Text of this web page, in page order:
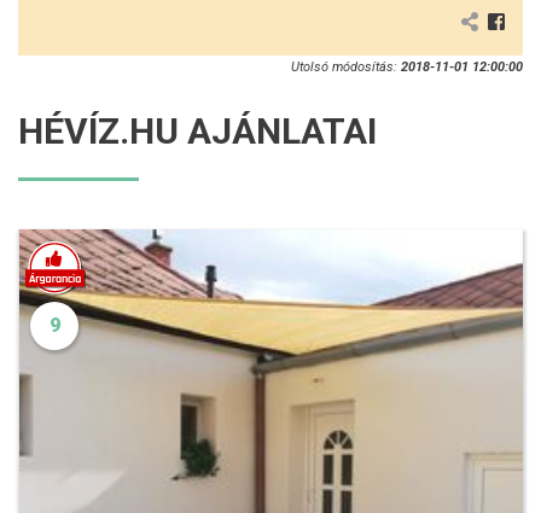
Utolsó módosítás: 2018-11-01 12:00:00
HÉVÍZ.HU AJÁNLATAI
9